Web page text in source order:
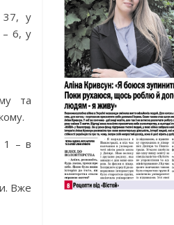
37, у
– 6, у
та
1 – в
Вже